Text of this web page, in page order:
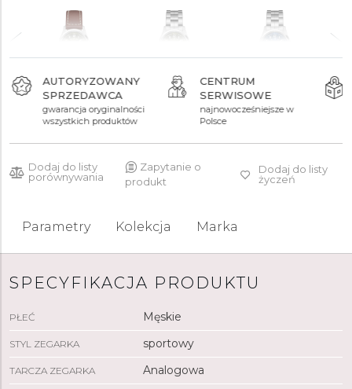
3 690 zł 4 090 zł
AUTORYZOWANY
SPRZEDAWCA
gwarancja oryginalności
wszystkich produktów
CENTRUM
SERWISOWE
najnowocześniejsze w
Polsce
Dodaj do listy
porównywania
Zapytanie o
produkt
Dodaj do listy
życzeń
Parametry Kolekcja Marka
SPECYFIKACJA PRODUKTU
PŁEĆ Męskie
STYL ZEGARKA sportowy
TARCZA ZEGARKA Analogowa